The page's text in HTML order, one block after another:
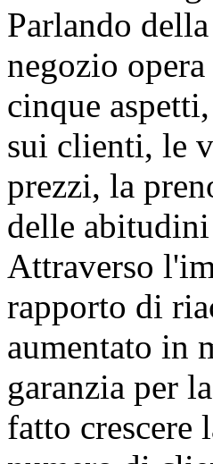
Parlando
negozio
cinque
sui clienti, le
prezzi, la
delle
Attraverso
rapporto di
aumentato in
garanzia per
fatto crescere